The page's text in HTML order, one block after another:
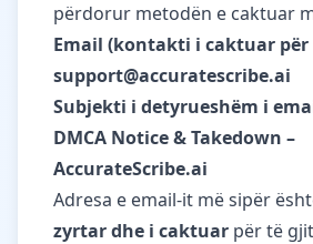
përdorur metodën e caktuar
Email (kontakti i caktuar për
support@accuratescribe.ai
Subjekti i detyrueshëm i
DMCA Notice & Takedown –
AccurateScribe.ai
Adresa e email-it më sipër
zyrtar dhe i caktuar për të